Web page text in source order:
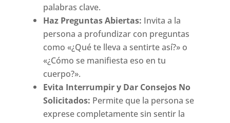
palabras clave.
Haz Preguntas Abiertas: Invita a la
persona a profundizar con preguntas
como «¿Qué te lleva a sentirte así?» o
«¿Cómo se manifiesta eso en tu
cuerpo?».
Evita Interrumpir y Dar Consejos No
Solicitados: Permite que la persona se
exprese completamente sin sentir la